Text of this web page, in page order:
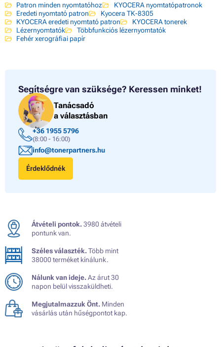
Patron minden nyomtatóhoz
KYOCERA nyomtatópatronok
Eredeti nyomtató patron
Kyocera TK-8305
KYOCERA eredeti nyomtató patron
KYOCERA tonerek
Lézernyomtatók
Többfunkciós lézernyomtatók
Fehér xerográfiai papír
Segítségre van szüksége? Keressen minket!
Tanácsadó
a választásban
+36 1955 5796
(8:00 - 16:00)
info@tonerpartners.hu
Érdeklődnék
Átvételi pontok.3980 átvételi
pontunk van.
Széles választék.Több mint
38000 terméket kínálunk.
Nálunk van ideje.Az árut 30
napon belül visszaküldheti.
Megjutalmazzuk Önt. Minden
vásárlás után hűségpontot kap.